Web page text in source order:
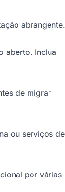
abrangente.
aberto. Inclua
de migrar
ou serviços de
por várias